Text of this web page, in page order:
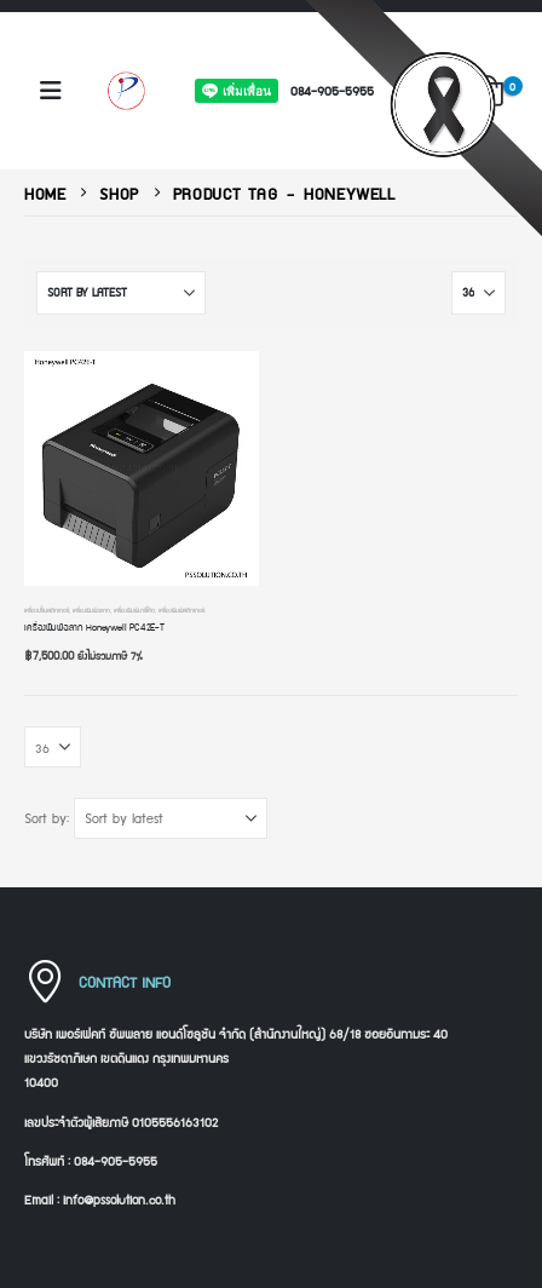
084-905-5955 0
HOME SHOP PRODUCT TAG -HONEYWELL
เครื่องปริ้นสติกเกอร์ เครื่องพิมพ์ฉลาก เครื่องพิมพ์บาร์โค้ด เครื่องพิมพ์สติกเกอร์
เครื่องพิมพ์ฉลาก Honeywell PC42E-T
฿7,500.00ยังไม่รวมภาษี 7%
Sort by:
CONTACT INFO
บริษัท เพอร์เฟคท์ ซัพพลาย แอนด์โซลูชัน จำกัด (สำนักงานใหญ่) 68/18 ซอยอินทามระ 40
แขวงรัชดาภิเษก เขตดินแดง กรุงเทพมหานคร
10400
เลขประจำตัวผู้เสียภาษี 0105556163102
โทรศัพท์ : 084-905-5955
Email : info@pssolution.co.th